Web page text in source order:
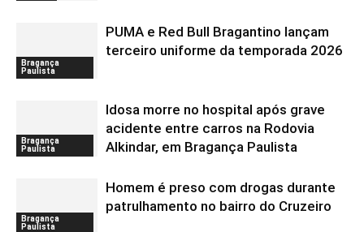
Bragança
Paulista
PUMA e Red Bull Bragantino lançam
terceiro uniforme da temporada 2026
Bragança
Paulista
Idosa morre no hospital após grave
acidente entre carros na Rodovia
Alkindar, em Bragança Paulista
Bragança
Paulista
Homem é preso com drogas durante
patrulhamento no bairro do Cruzeiro